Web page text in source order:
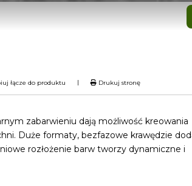
łącze do produktu | Drukuj stronę
zabarwieniu dają możliwość kreowania
Duże formaty, bezfazowe krawędzie
rozłożenie barw tworzy dynamiczne i